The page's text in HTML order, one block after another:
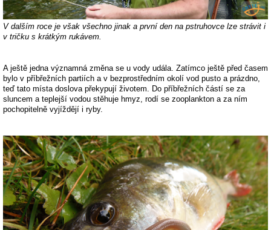
V dalším roce je však všechno jinak a první den na pstruhovce lze strávit i
v tričku s krátkým rukávem.
A ještě jedna významná změna se u vody udála. Zatímco ještě před časem
bylo v příbřežních partiích a v bezprostředním okolí vod pusto a prázdno,
teď tato místa doslova překypují životem. Do příbřežních částí se za
sluncem a teplejší vodou stěhuje hmyz, rodí se zooplankton a za ním
pochopitelně vyjíždějí i ryby.